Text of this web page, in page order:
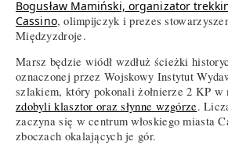
Bogusław Mamiński, organizator
Cassino, olimpijczyk i prezes
Międzyzdroje.
Marsz będzie wiódł wzdłuż ścieżki
oznaczonej przez Wojskowy Instytut
szlakiem, który pokonali żołnierze 2 KP w
zdobyli klasztor oraz słynne wzgórze.
zaczyna się w centrum włoskiego miasta
zboczach okalających je gór.